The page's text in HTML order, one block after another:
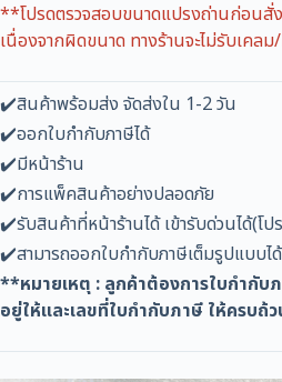
**โปรดตรวจสอบขนาดแปรงถ่านก่อนสั่ง
เนื่องจากผิดขนาด ทางร้านจะไม่รับเค
✔️สินค้าพร้อมส่ง จัดส่งใน 1-2 วัน
✔️ออกใบกำกับภาษีได้
✔️มีหน้าร้าน
✔️การแพ็คสินค้าอย่างปลอดภัย
✔️รับสินค้าที่หน้าร้านได้ เข้ารับด่วนได้(โป
✔️สามารถออกใบกำกับภาษีเต็มรูปแบบได้
**หมายเหตุ : ลูกค้าต้องการใบกำกั
อยู่ให้และเลขที่ใบกำกับภาษี ให้ครบถ้